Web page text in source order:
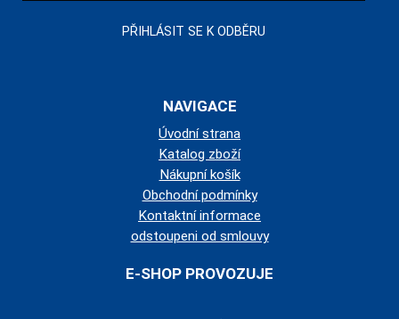
NAVIGACE
Úvodní strana
Katalog zboží
Nákupní košík
Obchodní podmínky
Kontaktní informace
odstoupeni od smlouvy
E-SHOP PROVOZUJE